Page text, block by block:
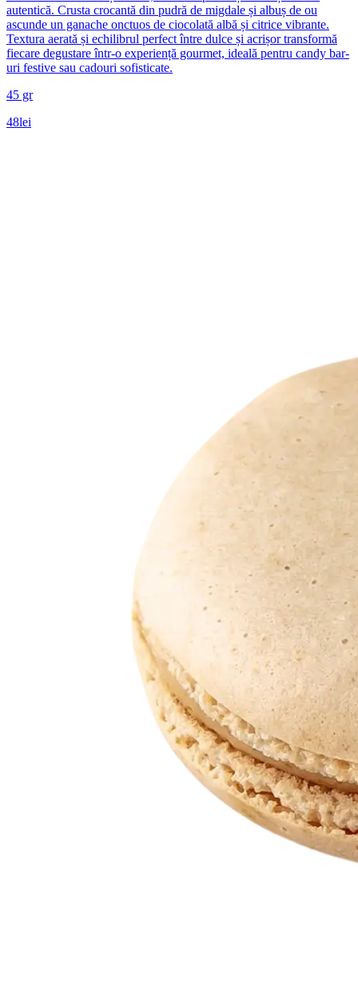
autentică. Crusta crocantă din pudră de migdale și albuș de ou
ascunde un ganache onctuos de ciocolată albă și citrice vibrante.
Textura aerată și echilibrul perfect între dulce și acrișor transformă
fiecare degustare într-o experiență gourmet, ideală pentru candy bar-
uri festive sau cadouri sofisticate.
45 gr
48lei